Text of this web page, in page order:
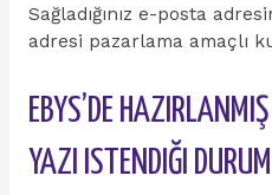
Sağladığınız e-posta
adresi pazarlama amaçlı
EBYS’DE
YAZI ISTENDIĞI